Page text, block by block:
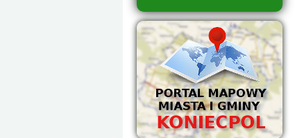
Zabytkowy Kościół Trójcy Świętej